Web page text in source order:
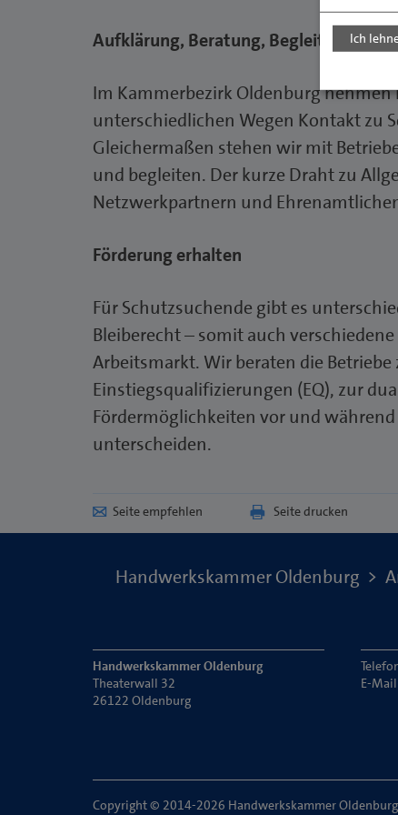
Aufklärung, Beratung, Begleitung
Im Kammerbezirk Oldenburg
unterschiedlichen Wegen Kontakt zu
Gleichermaßen stehen wir mit
und begleiten. Der kurze Draht zu
Netzwerkpartnern und
Förderung erhalten
Für Schutzsuchende gibt es
Bleiberecht – somit auch
Arbeitsmarkt. Wir beraten die
Einstiegsqualifizierungen (EQ), zur
Fördermöglichkeiten vor und
unterscheiden.
Seite empfehlen Seite drucken
Handwerkskammer Oldenburg
Handwerkskammer Oldenburg
Theaterwall 32
26122 Oldenburg
E-
Copyright © 2014-2026 Handwerkskammer Oldenburg
Ich